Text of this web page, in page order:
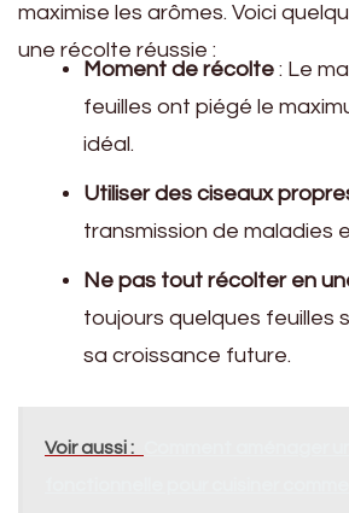
maximise les arômes. Voici
une récolte réussie :
Moment de récolte : Le
feuilles ont piégé le
idéal.
Utiliser des ciseaux
transmission de maladies
Ne pas tout récolter en
toujours quelques feuilles
sa croissance future.
Voir aussi :